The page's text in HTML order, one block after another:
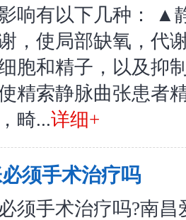
响有以下几种： ▲
，使局部缺氧，代
胞和精子，以及抑
精索静脉曲张患者
畸...详细+
须手术治疗吗
须手术治疗吗?南昌